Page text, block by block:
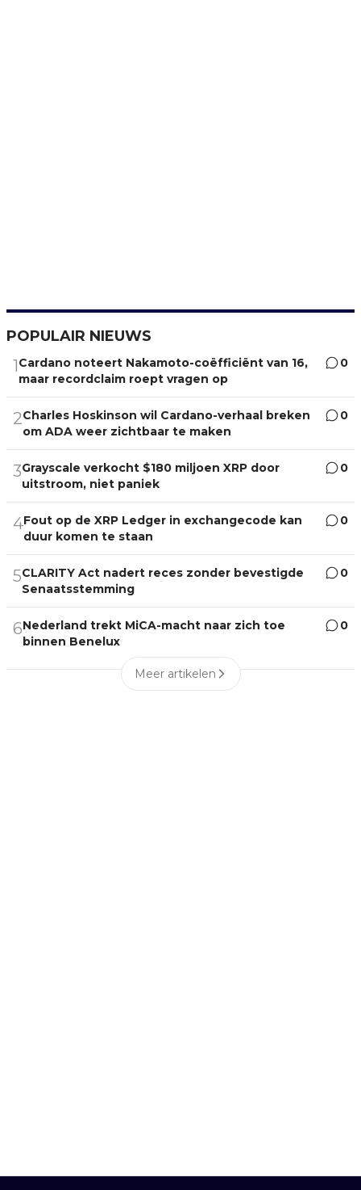
POPULAIR NIEUWS
1Cardano noteert Nakamoto-coëfficiënt van 16,
maar recordclaim roept vragen op
0
2Charles Hoskinson wil Cardano-verhaal breken
om ADA weer zichtbaar te maken
0
3Grayscale verkocht $180 miljoen XRP door
uitstroom, niet paniek
0
4Fout op de XRP Ledger in exchangecode kan
duur komen te staan
0
5CLARITY Act nadert reces zonder bevestigde
Senaatsstemming
0
6Nederland trekt MiCA-macht naar zich toe
binnen Benelux
0
Meer artikelen